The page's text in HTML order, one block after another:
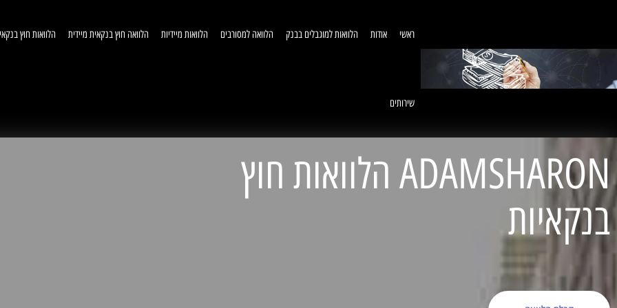
ראשי אודות הלוואות למוגבלים בבנק הלוואה למסורבים הלוואות מיידיות הלוואה חוץ בנקאית מיידית הלוואות חוץ
שירותים
ADAMSHARON הלוואות חוץ
בנקאיות